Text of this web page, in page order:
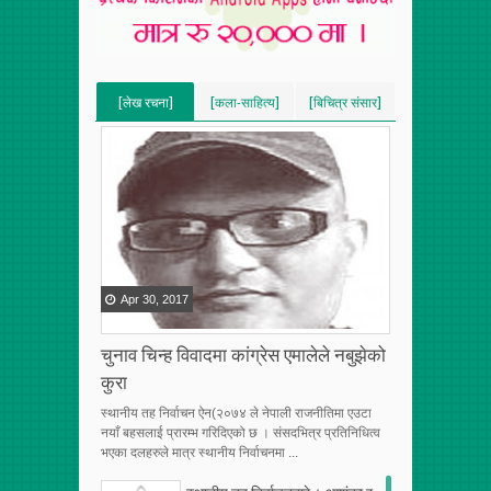
[लेख रचना]
[VERTICAL]
[RECENT][5]
[कला-साहित्य]
[VERTICAL]
[बिचित्र संसार]
[VERTICAL]
[RECENT][5]
चुनाव चिन्ह विवादमा कांग्रेस एमालेले नबुझेको
कुरा
Apr 30 2017
स्थानीय तह निर्वाचन ऐन(२०७४ ले नेपाली राजनीतिमा एउटा
नयाँ बहसलाई प्रारम्भ गरिदिएको छ । संसदभित्र प्रतिनिधित्व
भएका दलहरुले मात्र स्थानीय निर्वाचनमा ...